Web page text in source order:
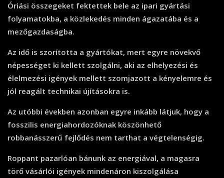
Óriási összegeket fektettek bele az ipari gyártási
folyamatokba, a közlekedés minden ágazatába és a
mezőgazdaságba.
Az idő is szorította a gyártókat, mert egyre növekvő
népességet ki kellett szolgálni, aki az elhelyezési és
élelmezési igények mellett szomjazott a kényelemre és
jól reagált technikai újításokra is.
Az utóbbi években azonban egyre inkább látjuk, hogy a
fosszilis energiahordozóknak köszönhető
robbanásszerű fejlődés nem tarthat a végtelenségig.
Roppant pazarlóan bánunk az energiával, a magasra
törő vásárlói igények mindenáron kiszolgálása